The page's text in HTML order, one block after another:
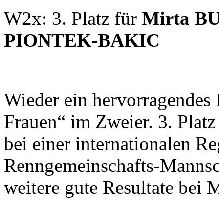
W2x: 3. Platz für Mirta
PIONTEK-BAKIC
Wieder ein hervorragendes
Frauen“ im Zweier. 3.
bei einer internationalen
Renngemeinschafts-
weitere gute Resultate bei